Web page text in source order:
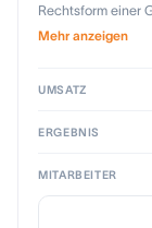
Rechtsform einer
Main-Gebiet. Das
regelmäßig
Der jährliche
verfügt über einen
Prozesse sind
Mehr anzeigen
UMSATZ
ERGEBNIS
MITARBEITER